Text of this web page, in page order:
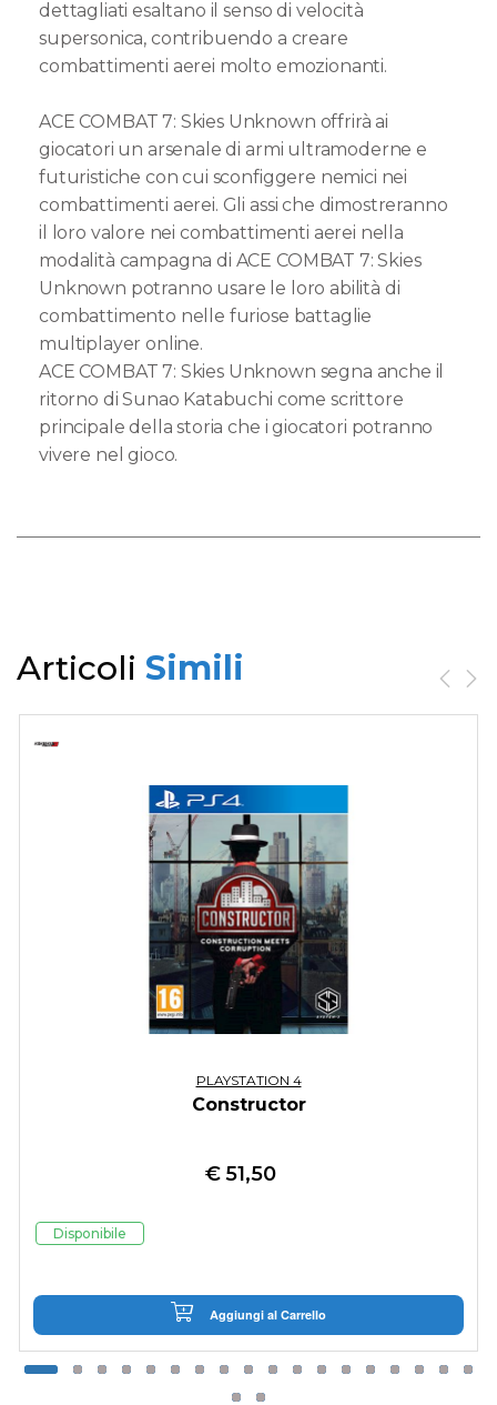
dettagliati esaltano il senso di velocità
supersonica, contribuendo a creare
combattimenti aerei molto emozionanti.
ACE COMBAT 7: Skies Unknown offrirà ai
giocatori un arsenale di armi ultramoderne e
futuristiche con cui sconfiggere nemici nei
combattimenti aerei. Gli assi che dimostreranno
il loro valore nei combattimenti aerei nella
modalità campagna di ACE COMBAT 7: Skies
Unknown potranno usare le loro abilità di
combattimento nelle furiose battaglie
multiplayer online.
ACE COMBAT 7: Skies Unknown segna anche il
ritorno di Sunao Katabuchi come scrittore
principale della storia che i giocatori potranno
vivere nel gioco.
Articoli Simili
PLAYSTATION 4
Constructor
€51,50
Disponibile
Aggiungi al Carrello